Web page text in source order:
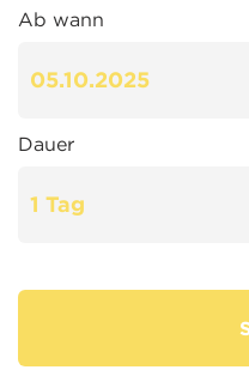
Ab wann
Dauer